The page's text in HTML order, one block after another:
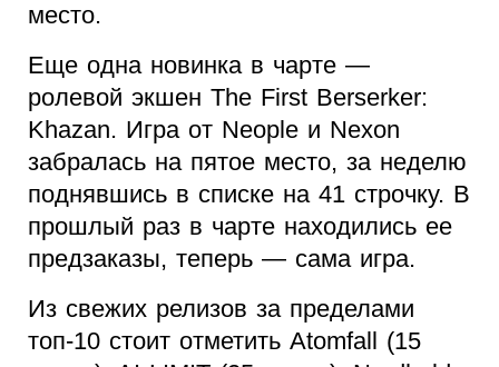
место.
Еще одна новинка в чарте —
ролевой экшен The First Berserker:
Khazan. Игра от Neople и Nexon
забралась на пятое место, за неделю
поднявшись в списке на 41 строчку. В
прошлый раз в чарте находились ее
предзаказы, теперь — сама игра.
Из свежих релизов за пределами
топ-10 стоит отметить Atomfall (15